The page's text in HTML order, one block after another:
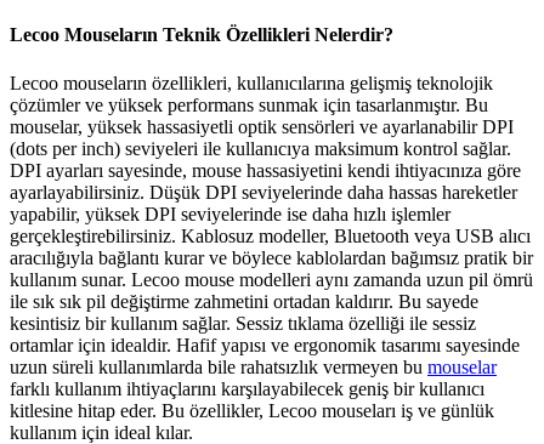
Lecoo Mouseların Teknik Özellikleri Nelerdir?
Lecoo mouseların özellikleri, kullanıcılarına gelişmiş teknolojik
çözümler ve yüksek performans sunmak için tasarlanmıştır. Bu
mouselar, yüksek hassasiyetli optik sensörleri ve ayarlanabilir DPI
(dots per inch) seviyeleri ile kullanıcıya maksimum kontrol sağlar.
DPI ayarları sayesinde, mouse hassasiyetini kendi ihtiyacınıza göre
ayarlayabilirsiniz. Düşük DPI seviyelerinde daha hassas hareketler
yapabilir, yüksek DPI seviyelerinde ise daha hızlı işlemler
gerçekleştirebilirsiniz. Kablosuz modeller, Bluetooth veya USB alıcı
aracılığıyla bağlantı kurar ve böylece kablolardan bağımsız pratik bir
kullanım sunar. Lecoo mouse modelleri aynı zamanda uzun pil ömrü
ile sık sık pil değiştirme zahmetini ortadan kaldırır. Bu sayede
kesintisiz bir kullanım sağlar. Sessiz tıklama özelliği ile sessiz
ortamlar için idealdir. Hafif yapısı ve ergonomik tasarımı sayesinde
uzun süreli kullanımlarda bile rahatsızlık vermeyen bu mouselar
farklı kullanım ihtiyaçlarını karşılayabilecek geniş bir kullanıcı
kitlesine hitap eder. Bu özellikler, Lecoo mouseları iş ve günlük
kullanım için ideal kılar.